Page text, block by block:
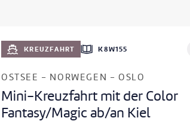
KREUZFAHRT K8W155
OSTSEE - NORWEGEN - OSLO
Mini-Kreuzfahrt mit der Color
Fantasy/Magic ab/an Kiel